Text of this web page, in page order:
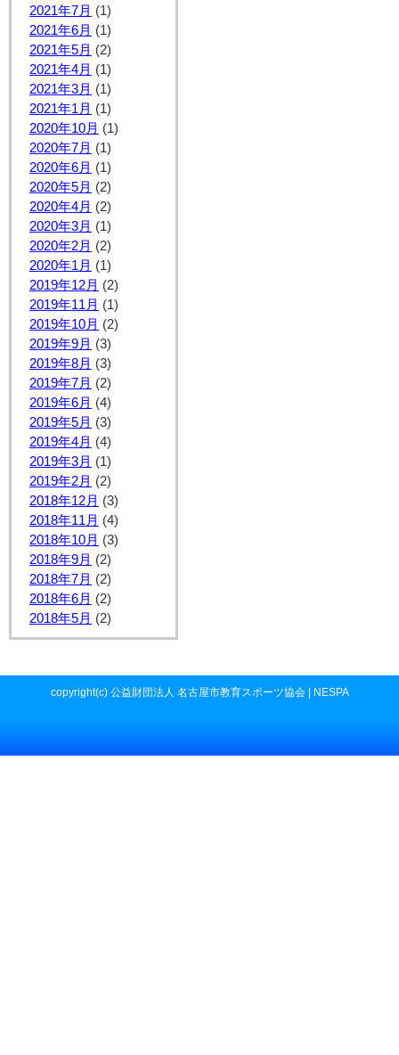
2021年7月 (1)
2021年6月 (1)
2021年5月 (2)
2021年4月 (1)
2021年3月 (1)
2021年1月 (1)
2020年10月 (1)
2020年7月 (1)
2020年6月 (1)
2020年5月 (2)
2020年4月 (2)
2020年3月 (1)
2020年2月 (2)
2020年1月 (1)
2019年12月 (2)
2019年11月 (1)
2019年10月 (2)
2019年9月 (3)
2019年8月 (3)
2019年7月 (2)
2019年6月 (4)
2019年5月 (3)
2019年4月 (4)
2019年3月 (1)
2019年2月 (2)
2018年12月 (3)
2018年11月 (4)
2018年10月 (3)
2018年9月 (2)
2018年7月 (2)
2018年6月 (2)
2018年5月 (2)
copyright(c) 公益財団法人 名古屋市教育スポーツ協会 | NESPA